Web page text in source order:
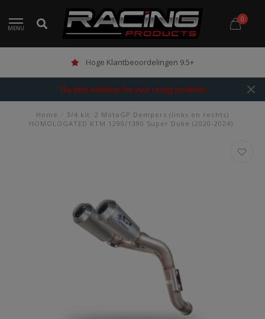
MENU
0
Hoge Klantbeoordelingen 9.5+
The best webshop for your racing products!
Home
3/4 kit: 2 MotoGP Dempers (links en rechts)
HOMOLOGATED KTM 1290/1390 Super Duke (2020-2024)